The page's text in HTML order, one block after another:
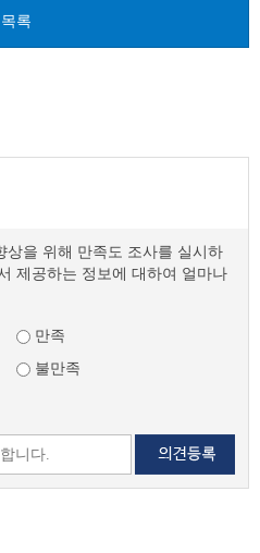
목록
상을 위해 만족도 조사를 실시하
제공하는 정보에 대하여 얼마나
만족
불만족